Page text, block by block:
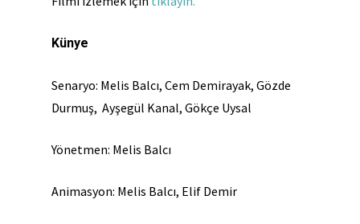
Künye
Senaryo: Melis Balcı, Cem Demirayak, Gözde
Durmuş, Ayşegül Kanal, Gökçe Uysal
Yönetmen: Melis Balcı
Animasyon: Melis Balcı, Elif Demir